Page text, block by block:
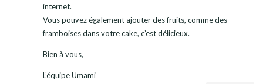
internet.
Vous pouvez également ajouter des fruits, comme des
framboises dans votre cake, c’est délicieux.
Bien à vous,
L’équipe Umami